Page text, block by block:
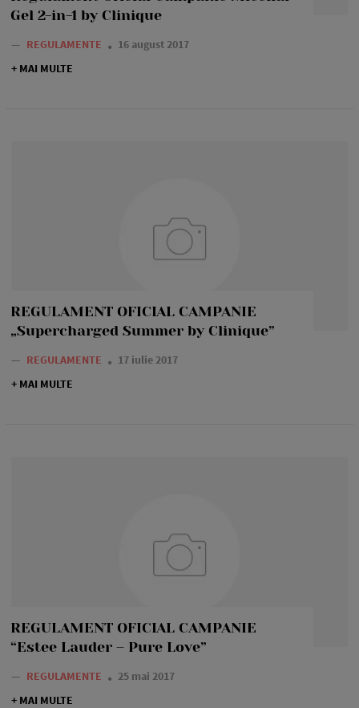
Gel 2-in-1 by Clinique
— REGULAMENTE
16 august 2017
+ MAI MULTE
REGULAMENT OFICIAL CAMPANIE
„Supercharged Summer by Clinique”
— REGULAMENTE
17 iulie 2017
+ MAI MULTE
REGULAMENT OFICIAL CAMPANIE
“Estee Lauder – Pure Love”
— REGULAMENTE
25 mai 2017
+ MAI MULTE